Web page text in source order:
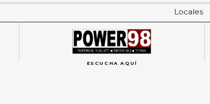
Locales
ESCUCHA AQUÍ